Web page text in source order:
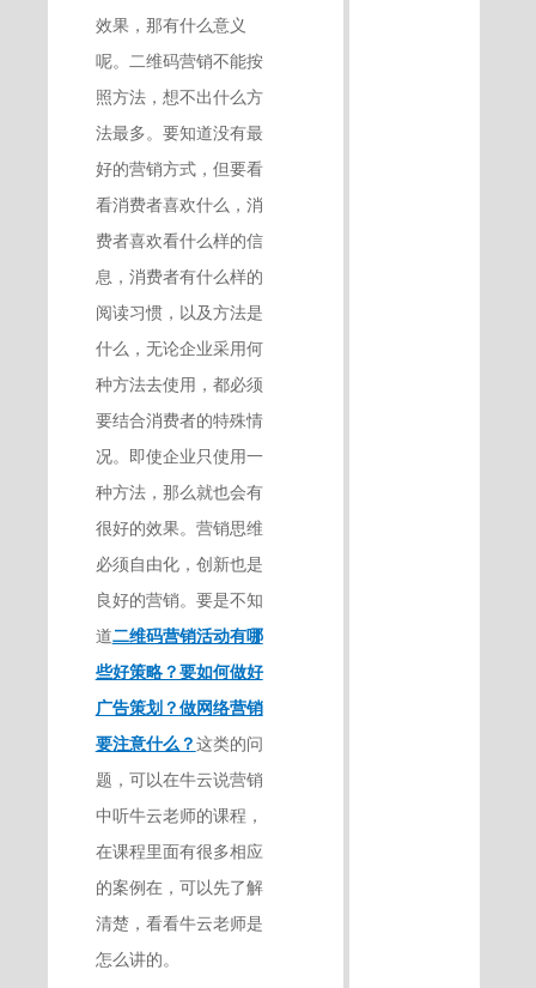
效果，那有什么意义
呢。二维码营销不能按
照方法，想不出什么方
法最多。要知道没有最
好的营销方式，但要看
看消费者喜欢什么，消
费者喜欢看什么样的信
息，消费者有什么样的
阅读习惯，以及方法是
什么，无论企业采用何
种方法去使用，都必须
要结合消费者的特殊情
况。即使企业只使用一
种方法，那么就也会有
很好的效果。营销思维
必须自由化，创新也是
良好的营销。要是不知
道二维码营销活动有哪
些好策略？要如何做好
广告策划？做网络营销
要注意什么？这类的问
题，可以在牛云说营销
中听牛云老师的课程，
在课程里面有很多相应
的案例在，可以先了解
清楚，看看牛云老师是
怎么讲的。